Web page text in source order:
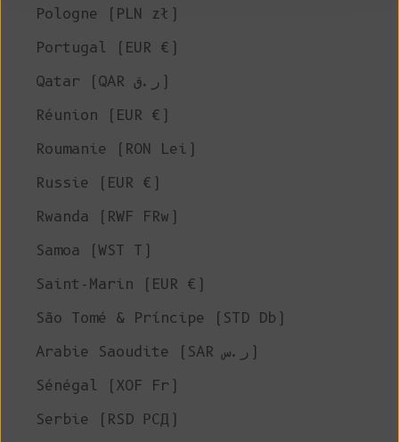
Pologne (PLN zł)
Portugal (EUR €)
Qatar (QAR ر.ق)
Réunion (EUR €)
Roumanie (RON Lei)
Russie (EUR €)
Rwanda (RWF FRw)
Samoa (WST T)
Saint-Marin (EUR €)
São Tomé & Príncipe (STD Db)
Arabie Saoudite (SAR ر.س)
Sénégal (XOF Fr)
Serbie (RSD РСД)